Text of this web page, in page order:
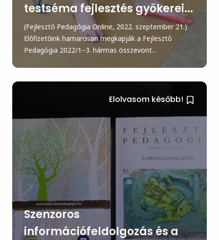
testséma fejlesztés gyökerei...
(Fejlesztő Pedagógia Online, 2022. szeptember 21.)
Előfizetőink hamarosan megkapják a Fejlesztő
Pedagógia 2022/1–3. hármas összevont...
Elolvasom később!
Szenzoros
információfeldolgozás és a